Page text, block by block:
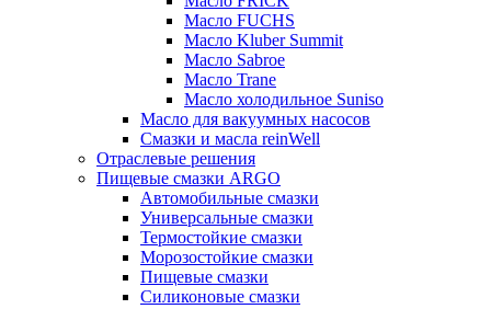
Масло FUCHS
Масло Kluber Summit
Масло Sabroe
Масло Trane
Масло холодильное Suniso
Масло для вакуумных насосов
Смазки и масла reinWell
Отраслевые решения
Пищевые смазки ARGO
Автомобильные смазки
Универсальные смазки
Термостойкие смазки
Морозостойкие смазки
Пищевые смазки
Силиконовые смазки